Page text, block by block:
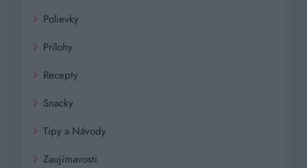
Polievky
Prílohy
Recepty
Snacky
Tipy a Návody
Zaujímavosti